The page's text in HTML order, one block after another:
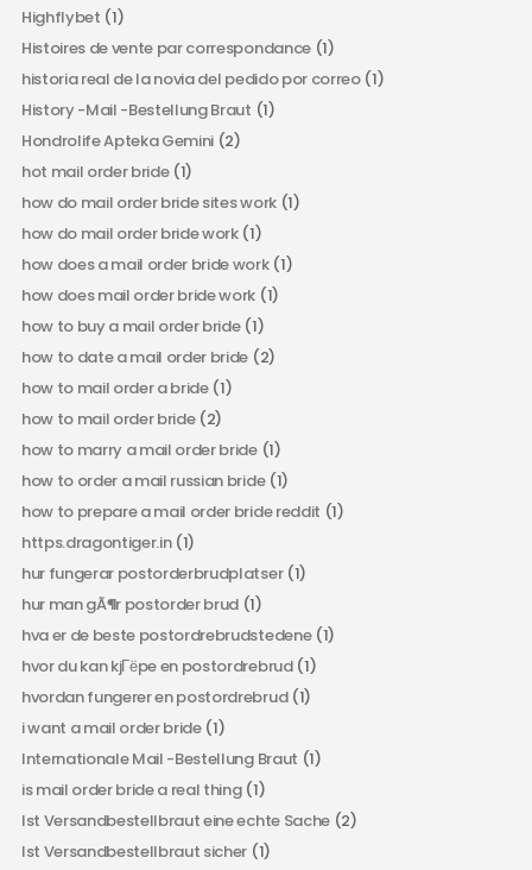
Highflybet (1)
Histoires de vente par correspondance(1)
historia real de la novia del pedido por correo(1)
History -Mail -Bestellung Braut (1)
Hondrolife Apteka Gemini (2)
hot mail order bride(1)
how do mail order bride sites work(1)
how do mail order bride work(1)
how does a mail order bride work(1)
how does mail order bride work (1)
how to buy a mail order bride(1)
how to date a mail order bride (2)
how to mail order a bride(1)
how to mail order bride(2)
how to marry a mail order bride(1)
how to order a mail russian bride(1)
how to prepare a mail order bride reddit (1)
https.dragontiger.in(1)
hur fungerar postorderbrudplatser(1)
hur man gÃ¶r postorder brud (1)
hva er de beste postordrebrudstedene(1)
hvor du kan kjГёpe en postordrebrud(1)
hvordan fungerer en postordrebrud(1)
i want a mail order bride(1)
Internationale Mail -Bestellung Braut (1)
is mail order bride a real thing(1)
Ist Versandbestellbraut eine echte Sache(2)
Ist Versandbestellbraut sicher (1)